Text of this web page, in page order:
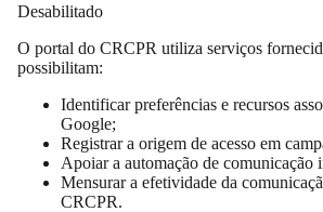
Desabilitado
O portal do CRCPR utiliza serviços
possibilitam:
Identificar preferências e recursos
Google;
Registrar a origem de acesso em
Apoiar a automação de comunicação
Mensurar a efetividade da
CRCPR.